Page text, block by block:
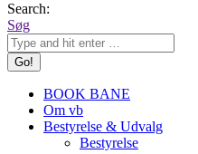
Search:
Søg
BOOK BANE
Om vb
Bestyrelse & Udvalg
Bestyrelse